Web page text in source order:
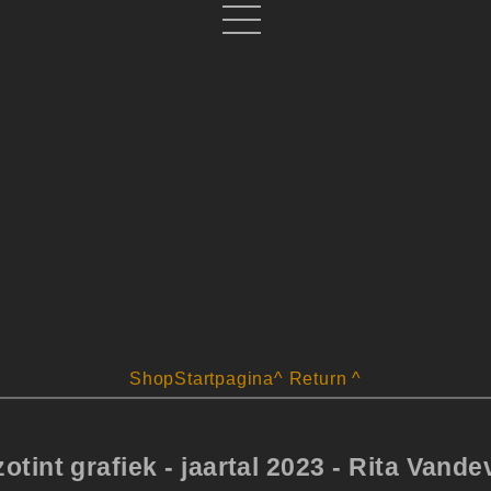
ShopStartpagina^ Return ^
grafiek - jaartal 2023 - Rita